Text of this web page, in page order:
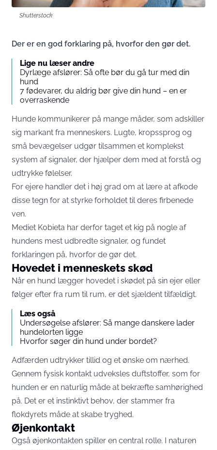
Shutterstock
Der er en god forklaring på, hvorfor den gør det.
Lige nu læser andre
Dyrlæge afslører: Så ofte bør du gå tur med din
hund
7 fødevarer, du aldrig bør give din hund – en er
overraskende
Hunde kommunikerer på mange måder, som adskiller
sig markant fra menneskers. Lugte, kropssprog og
små bevægelser udgør tilsammen et komplekst
system af signaler, der hjælper dem med at forstå og
udtrykke følelser.
For ejere handler det i høj grad om at lære at afkode
disse tegn for at styrke forholdet til deres firbenede
ven.
Mediet Kobieta har derfor taget et kig på nogle af
hundens mest udbredte signaler, og fundet
forklaringen på, hvorfor de gør det.
Hovedet i menneskets skød
Når en hund lægger hovedet i skødet på sin ejer eller
følger efter fra rum til rum, er det sjældent tilfældigt.
Læs også
Undersøgelse afslører: Så mange danskere lader
hundelorten ligge
Hvorfor søger din hund under bordet?
Adfærden udtrykker tillid og et ønske om nærhed.
Gennem fysisk kontakt udveksles duftstoffer, som for
hunden er en naturlig måde at bekræfte samhørighed
på. Det er et instinktivt behov, der stammer fra
flokdyrets måde at skabe tryghed.
Øjenkontakt
Også øjenkontakten spiller en central rolle. I naturen